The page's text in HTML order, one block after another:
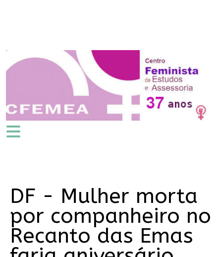
DF - Mulher morta
por companheiro no
Recanto das Emas